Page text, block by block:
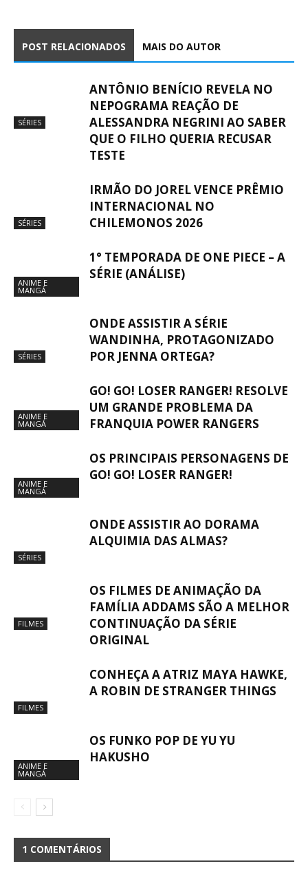
POST RELACIONADOS MAIS DO AUTOR
SÉRIES
ANTÔNIO BENÍCIO REVELA NO
NEPOGRAMA REAÇÃO DE
ALESSANDRA NEGRINI AO SABER
QUE O FILHO QUERIA RECUSAR
TESTE
SÉRIES
IRMÃO DO JOREL VENCE PRÊMIO
INTERNACIONAL NO
CHILEMONOS 2026
ANIME E
MANGÁ
1° TEMPORADA DE ONE PIECE – A
SÉRIE (ANÁLISE)
SÉRIES
ONDE ASSISTIR A SÉRIE
WANDINHA, PROTAGONIZADO
POR JENNA ORTEGA?
ANIME E
MANGÁ
GO! GO! LOSER RANGER! RESOLVE
UM GRANDE PROBLEMA DA
FRANQUIA POWER RANGERS
ANIME E
MANGÁ
OS PRINCIPAIS PERSONAGENS DE
GO! GO! LOSER RANGER!
SÉRIES
ONDE ASSISTIR AO DORAMA
ALQUIMIA DAS ALMAS?
FILMES
OS FILMES DE ANIMAÇÃO DA
FAMÍLIA ADDAMS SÃO A MELHOR
CONTINUAÇÃO DA SÉRIE
ORIGINAL
FILMES
CONHEÇA A ATRIZ MAYA HAWKE,
A ROBIN DE STRANGER THINGS
ANIME E
MANGÁ
OS FUNKO POP DE YU YU
HAKUSHO
1 COMENTÁRIOS